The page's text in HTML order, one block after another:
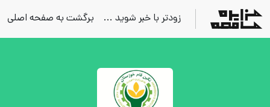
زودتر با خبر شوید ... برگشت به صفحه اصلی